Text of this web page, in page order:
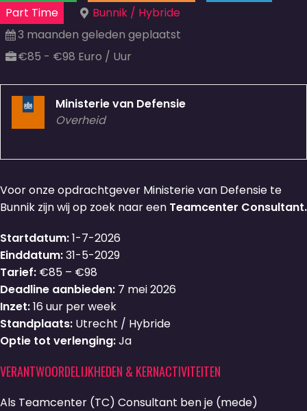
Part Time
Bunnik / Hybride
3 maanden geleden geplaatst
€85 - €98 Euro / Uur
Ministerie van Defensie
Overheid
Voor onze opdrachtgever Ministerie van Defensie te
Bunnik zijn wij op zoek naar een Teamcenter Consultant.
Startdatum:1-7-2026
Einddatum:31-5-2029
Tarief: €85 – €98
Deadline aanbieden: 7 mei 2026
Inzet:16 uur per week
Standplaats: Utrecht / Hybride
Optie tot verlenging:Ja
VERANTWOORDELIJKHEDEN & KERNACTIVITEITEN
Als Teamcenter (TC) Consultant ben je (mede)